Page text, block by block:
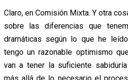
Claro, en Comisión Mixta. Y otra
sobre las diferencias que
dramáticas según lo que he
tengo un razonable optimismo
van a tener la suficiente
más allá de lo necesario el